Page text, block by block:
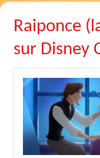
Raiponce
sur Disney